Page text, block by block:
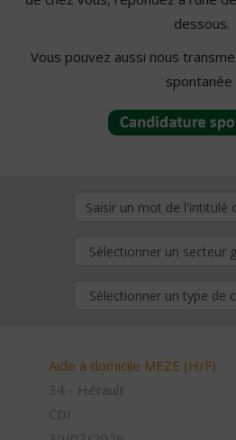
dessous.
Vous pouvez aussi nous
spontanée
Aide à domicile MEZE (H/F)
34 - Hérault
CDI